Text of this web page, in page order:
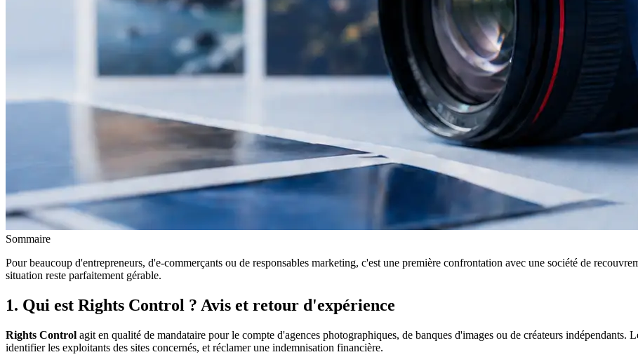
Sommaire
Pour beaucoup d'entrepreneurs, d'e-commerçants ou de responsables marketing, c'est une première confrontation avec une société de
situation reste parfaitement gérable.
1. Qui est Rights Control ? Avis et retour d'expérience
Rights Control agit en qualité de mandataire pour le compte d'agences photographiques, de banques d'images ou de créateurs indépendants.
identifier les exploitants des sites concernés, et réclamer une indemnisation financière.